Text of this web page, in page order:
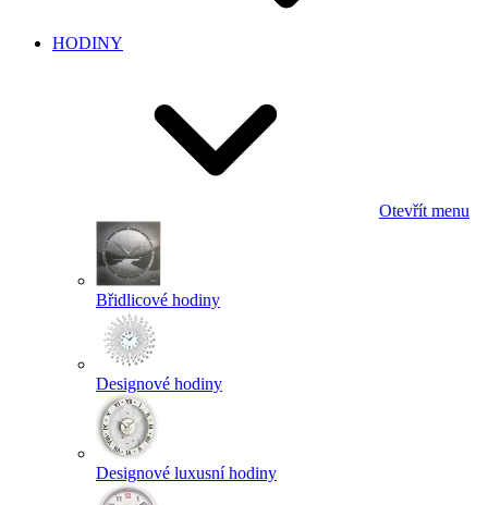
HODINY
Otevřít menu
Břidlicové hodiny
Designové hodiny
Designové luxusní hodiny